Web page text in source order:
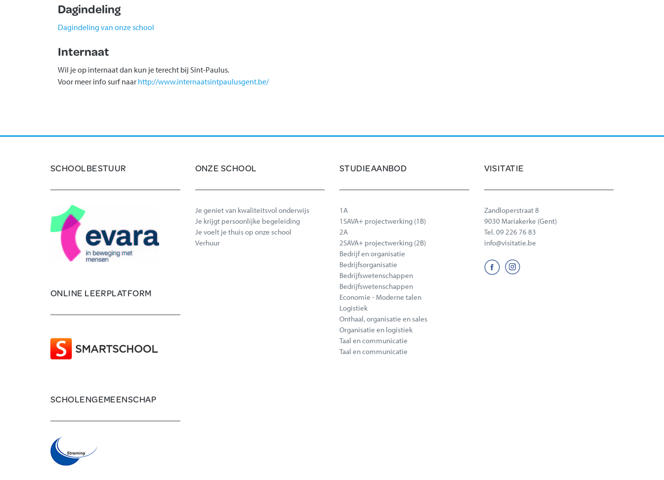
Dagindeling
Dagindeling van onze school
Internaat
Wil je op internaat dan kun je terecht bij Sint-Paulus.
Voor meer info surf naar http://www.internaatsintpaulusgent.be/
SCHOOLBESTUUR
ONLINE LEERPLATFORM
SCHOLENGEMEENSCHAP
ONZE SCHOOL
Je geniet van kwaliteitsvol onderwijs
Je krijgt persoonlijke begeleiding
Je voelt je thuis op onze school
Verhuur
STUDIEAANBOD
1A
1SAVA+ projectwerking (1B)
2A
2SAVA+ projectwerking (2B)
Bedrijf en organisatie
Bedrijfsorganisatie
Bedrijfswetenschappen
Bedrijfswetenschappen
Economie - Moderne talen
Logistiek
Onthaal, organisatie en sales
Organisatie en logistiek
Taal en communicatie
Taal en communicatie
VISITATIE
Zandloperstraat 8
9030 Mariakerke (Gent)
Tel.09 226 76 83
info@visitatie.be